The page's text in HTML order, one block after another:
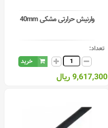
وارنیش حرارتی مشکی 40mm
تعداد:
خرید
9,617,300 ریال